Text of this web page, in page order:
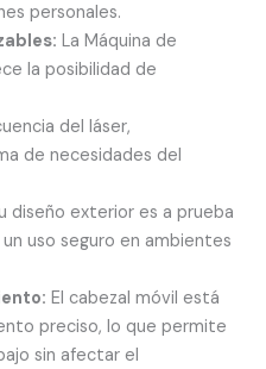
personales.
La Máquina de
la posibilidad de
del láser,
de necesidades del
diseño exterior es a prueba
uso seguro en ambientes
El cabezal móvil está
preciso, lo que permite
sin afectar el